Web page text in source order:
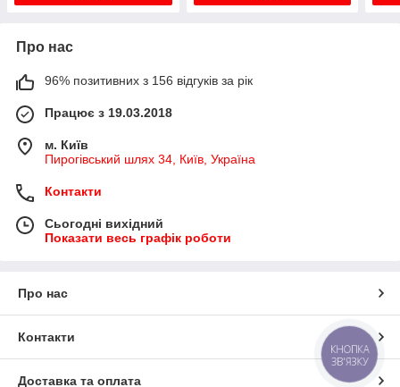
Про нас
96% позитивних з 156 відгуків за рік
Працює з 19.03.2018
м. Київ
Пирогівський шлях 34, Київ, Україна
Контакти
Сьогодні вихідний
Показати весь графік роботи
Про нас
Контакти
Доставка та оплата
КНОПКА
ЗВ'ЯЗКУ